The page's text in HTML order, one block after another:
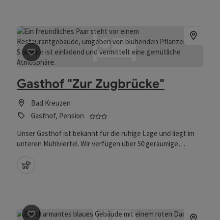
Stadttheater Grein Curhaus Bad Kreuzen (großer
Kneippgarten, Gradierwerk und Kräutergarten) Burg Clam
Bogenpacour Aumühle oder Windhaag bei Perg
Donauradweg Discgolfen St. Thomas
Beitrag merken
Gasthof "Zur Zugbrücke"
Bad Kreuzen
Gasthof, Pension
3 Sterne - geprüfter und
Unser Gasthof ist bekannt für die ruhige Lage und liegt im
unteren Mühlviertel. Wir verfügen über 50 geräumige
Fernseher, Telefon und Balkon mit Panoramablick
Gruppenreisen und weitere Großveranstaltungen. Sie lieben
die Gemütlichkeit und schätzen die besondere Küche? Dann